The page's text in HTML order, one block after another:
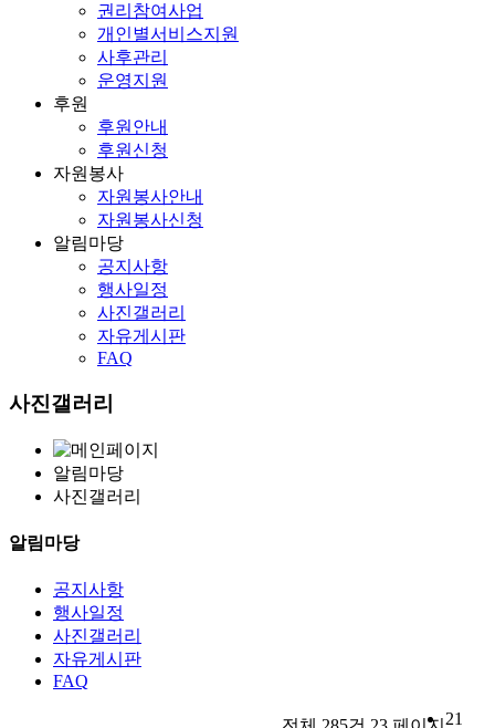
권리 참여사업
개인별서비스지원
사후관리
운영지원
후원
후원안내
후원신청
자원봉사
자원봉사안내
자원봉사신청
알림마당
공지사항
행사일정
사진갤러리
자유게시판
FAQ
사진갤러리
알림마당
사진갤러리
알림마당
공지사항
행사일정
사진갤러리
자유게시판
FAQ
21